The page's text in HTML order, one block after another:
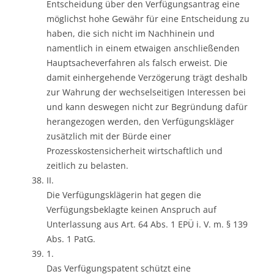
Entscheidung über den Verfügungsantrag eine
möglichst hohe Gewähr für eine Entscheidung zu
haben, die sich nicht im Nachhinein und
namentlich in einem etwaigen anschließenden
Hauptsacheverfahren als falsch erweist. Die
damit einhergehende Verzögerung trägt deshalb
zur Wahrung der wechselseitigen Interessen bei
und kann deswegen nicht zur Begründung dafür
herangezogen werden, den Verfügungskläger
zusätzlich mit der Bürde einer
Prozesskostensicherheit wirtschaftlich und
zeitlich zu belasten.
II.
Die Verfügungsklägerin hat gegen die
Verfügungsbeklagte keinen Anspruch auf
Unterlassung aus Art. 64 Abs. 1 EPÜ i. V. m. § 139
Abs. 1 PatG.
1.
Das Verfügungspatent schützt eine